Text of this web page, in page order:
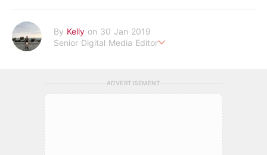
By Kelly on 30 Jan 2019
Senior Digital Media Editor
ADVERTISEMENT